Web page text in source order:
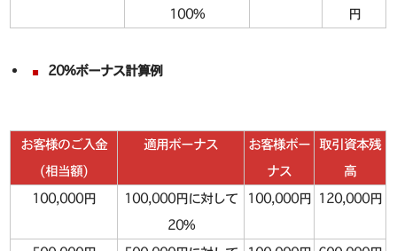
100%
円
20%ボーナス計算例
お客様のご入金
(相当額)
適用ボーナス
お客様ボー
ナス
取引資本残
高
100,000円
100,000円に対して
20%
100,000円 120,000円